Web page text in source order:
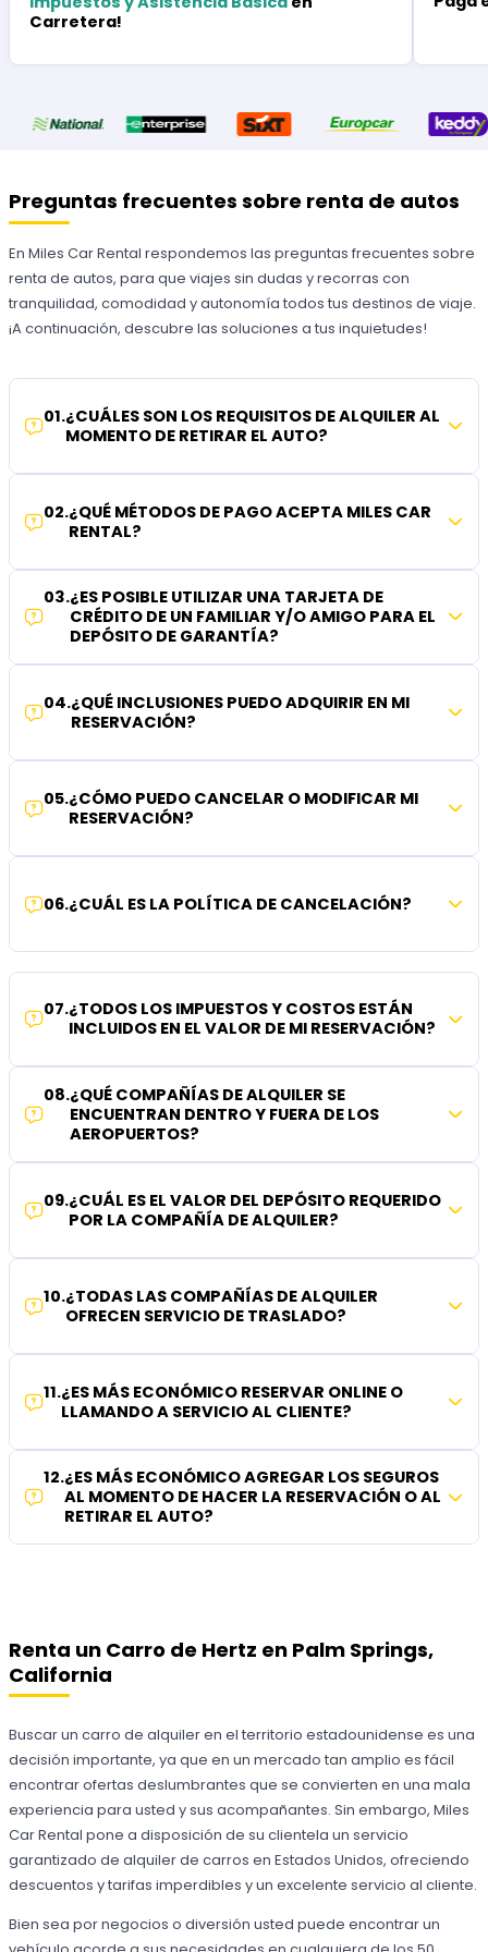
Carretera!
Preguntas frecuentes sobre renta de autos
En Miles Car Rental respondemos las preguntas frecuentes sobre
renta de autos, para que viajes sin dudas y recorras con
tranquilidad, comodidad y autonomía todos tus destinos de viaje.
¡A continuación, descubre las soluciones a tus inquietudes!
01.¿CUÁLES SON LOS REQUISITOS DE ALQUILER AL
MOMENTO DE RETIRAR EL AUTO?
02.¿QUÉ MÉTODOS DE PAGO ACEPTA MILES CAR
RENTAL?
03.¿ES POSIBLE UTILIZAR UNA TARJETA DE
CRÉDITO DE UN FAMILIAR Y/O AMIGO PARA EL
DEPÓSITO DE GARANTÍA?
04.¿QUÉ INCLUSIONES PUEDO ADQUIRIR EN MI
RESERVACIÓN?
05.¿CÓMO PUEDO CANCELAR O MODIFICAR MI
RESERVACIÓN?
06.¿CUÁL ES LA POLÍTICA DE CANCELACIÓN?
07.¿TODOS LOS IMPUESTOS Y COSTOS ESTÁN
INCLUIDOS EN EL VALOR DE MI RESERVACIÓN?
08.¿QUÉ COMPAÑÍAS DE ALQUILER SE
ENCUENTRAN DENTRO Y FUERA DE LOS
AEROPUERTOS?
09.¿CUÁL ES EL VALOR DEL DEPÓSITO REQUERIDO
POR LA COMPAÑÍA DE ALQUILER?
10.¿TODAS LAS COMPAÑÍAS DE ALQUILER
OFRECEN SERVICIO DE TRASLADO?
11.¿ES MÁS ECONÓMICO RESERVAR ONLINE O
LLAMANDO A SERVICIO AL CLIENTE?
12.¿ES MÁS ECONÓMICO AGREGAR LOS SEGUROS
AL MOMENTO DE HACER LA RESERVACIÓN O AL
RETIRAR EL AUTO?
Renta un Carro de Hertz en Palm Springs,
California
Buscar un carro de alquiler en el territorio estadounidense es una
decisión importante, ya que en un mercado tan amplio es fácil
encontrar ofertas deslumbrantes que se convierten en una mala
experiencia para usted y sus acompañantes. Sin embargo, Miles
Car Rental pone a disposición de su clientela un servicio
garantizado de alquiler de carros en Estados Unidos, ofreciendo
descuentos y tarifas imperdibles y un excelente servicio al cliente.
Bien sea por negocios o diversión usted puede encontrar un